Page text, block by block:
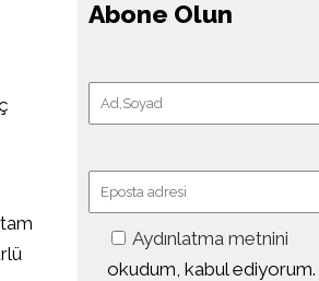
Abone Olun
Aydınlatma metnini
okudum, kabul ediyorum.